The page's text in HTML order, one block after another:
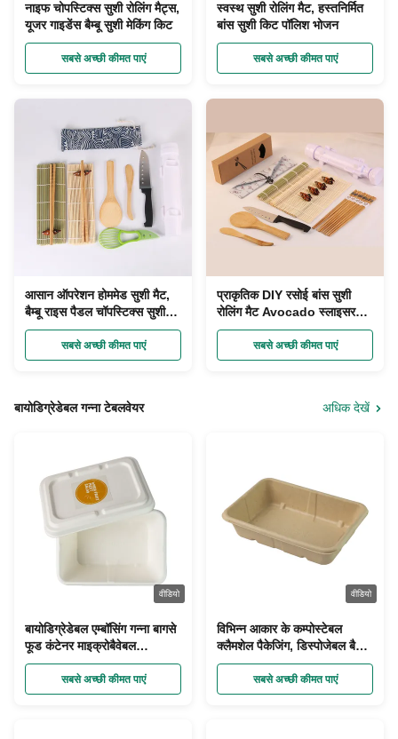
नाइफ चोपस्टिक्स सुशी रोलिंग मैट्स,
यूजर गाइडेंस बैम्बू सुशी मेकिंग किट
सबसे अच्छी कीमत पाएं
स्वस्थ सुशी रोलिंग मैट, हस्तनिर्मित
बांस सुशी किट पॉलिश भोजन
सबसे अच्छी कीमत पाएं
आसान ऑपरेशन होममेड सुशी मैट,
बैम्बू राइस पैडल चॉपस्टिक्स सुशी
सेट मेकर
सबसे अच्छी कीमत पाएं
प्राकृतिक DIY रसोई बांस सुशी
रोलिंग मैट Avocado स्लाइसर
पेपर लपेटा
सबसे अच्छी कीमत पाएं
बायोडिग्रेडेबल गन्ना टेबलवेयर अधिक देखें
वीडियो
बायोडिग्रेडेबल एम्बॉसिंग गन्ना बागसे
फूड कंटेनर माइक्रोबैवेबल
डिस्पोजेबल
सबसे अच्छी कीमत पाएं
वीडियो
विभिन्न आकार के कम्पोस्टेबल
क्लैमशेल पैकेजिंग, डिस्पोजेबल बैगसे
लंच बॉक्स 1000 मि.ली.
सबसे अच्छी कीमत पाएं